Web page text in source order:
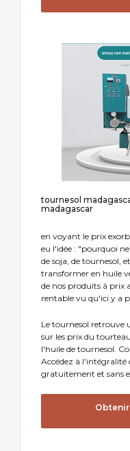
tournesol
madagascar
en voyant le prix
eu l'idée : "pourquoi
de soja, de tournesol,
transformer en huile
de nos produits à prix
rentable vu qu'ici y a
Le tournesol retrouve
sur les prix du
l'huile de tournesol.
Accédez à l'intégralité
gratuitement et sans